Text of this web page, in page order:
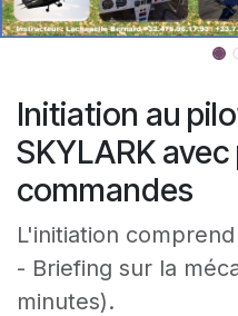
Initiation au
SKYLARK
commandes
L'initiation
- Briefing sur la
minutes).